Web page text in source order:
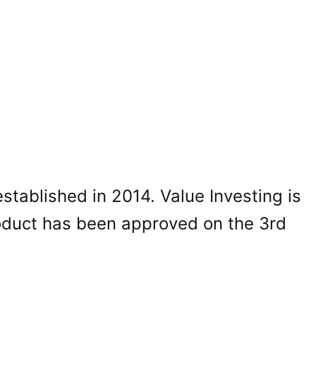
in 2014. Value Investing is
has been approved on the 3rd